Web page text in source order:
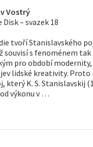
Vostrý
Disk – svazek 18
tvoří Stanislavského
souvisí s fenoménem tak
pro období modernity,
lidské kreativity. Proto
který K. S. Stanislavskij
výkonu v …